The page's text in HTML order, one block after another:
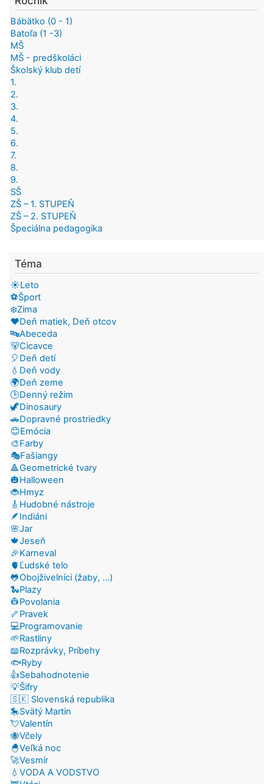
Bábätko (0 - 1)
Batoľa (1 -3)
MŠ
MŠ - predškoláci
Školský klub detí
1.
2.
3.
4.
5.
6.
7.
8.
9.
SŠ
ZŠ – 1. STUPEŇ
ZŠ – 2. STUPEŇ
Špeciálna pedagogika
Téma
☀️Leto
⚽Šport
❄️Zima
❤️Deň matiek, Deň otcov
🔤Abeceda
🐻Cicavce
🎈Deň detí
💧Deň vody
🌍Deň zeme
🕒Denný režim
🦖Dinosaury
🚗Dopravné prostriedky
😊Emócia
🎨Farby
🎭Fašiangy
🔺Geometrické tvary
🎃Halloween
🐞Hmyz
🎸Hudobné nástroje
🪶Indiáni
🌸Jar
🍁Jeseň
🎉Karneval
🫀Ľudské telo
🐸Obojživelníci (žaby, ...)
🐍Plazy
👷Povolania
🦴Pravek
💻Programovanie
🌱Rastliny
📖Rozprávky, Príbehy
🐟Ryby
👍Sebahodnotenie
💡Šifry
🇸🇰 Slovenská republika
🎠Svätý Martin
💘Valentín
🐝Včely
🐣Veľká noc
🚀Vesmír
💧VODA A VODSTVO